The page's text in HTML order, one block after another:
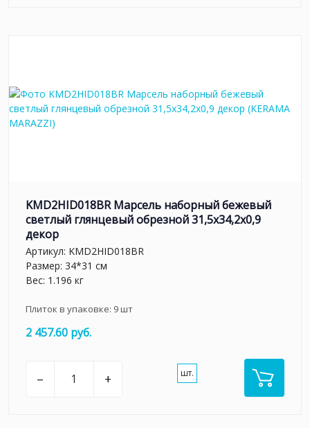
KMD2HID018BR Марсель наборный бежевый
светлый глянцевый обрезной 31,5x34,2x0,9
декор
Артикул: KMD2HID018BR
Размер: 34*31 см
Вес: 1.196 кг
Плиток в упаковке: 9шт
2 457.60 руб.
– + шт.